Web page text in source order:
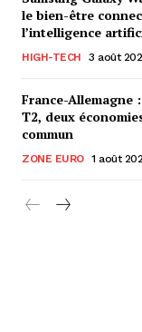
le bien-être
l’intelligence
HIGH-TECH 3 août
France-Allemagne
T2, deux
commun
ZONE EURO 1 août